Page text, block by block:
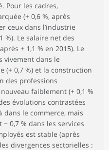
Pour les cadres,
(+ 0,6 %, après
ceux dans l’industrie
%). Le salaire net des
+ 1,1 % en 2015). Le
vivement dans le
(+ 0,7 %) et la construction
des professions
faiblement (+ 0,1 %
évolutions contrastées
dans le commerce, mais
0,7 % dans les services
est stable (après
divergences sectorielles :